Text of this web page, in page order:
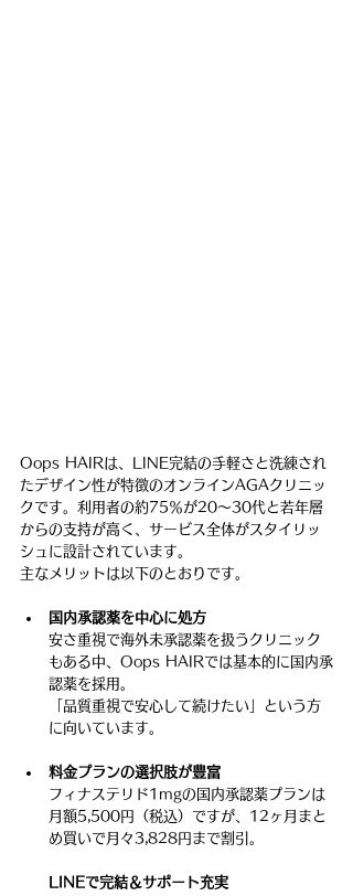
Oops HAIRは、LINE完結の手軽さと洗練され
たデザイン性が特徴のオンラインAGAクリニッ
クです。利用者の約75％が20〜30代と若年層
からの支持が高く、サービス全体がスタイリッ
シュに設計されています。
主なメリットは以下のとおりです。
国内承認薬を中心に処方
安さ重視で海外未承認薬を扱うクリニック
もある中、Oops HAIRでは基本的に国内承
認薬を採用。
「品質重視で安心して続けたい」という方
に向いています。
料金プランの選択肢が豊富
フィナステリド1mgの国内承認薬プランは
月額5,500円（税込）ですが、12ヶ月まと
め買いで月々3,828円まで割引。
LINEで完結＆サポート充実